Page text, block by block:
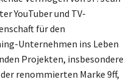
YouTuber und TV-
für den
Unternehmen ins Leben
Projekten, insbesondere
renommierten Marke 9ff,